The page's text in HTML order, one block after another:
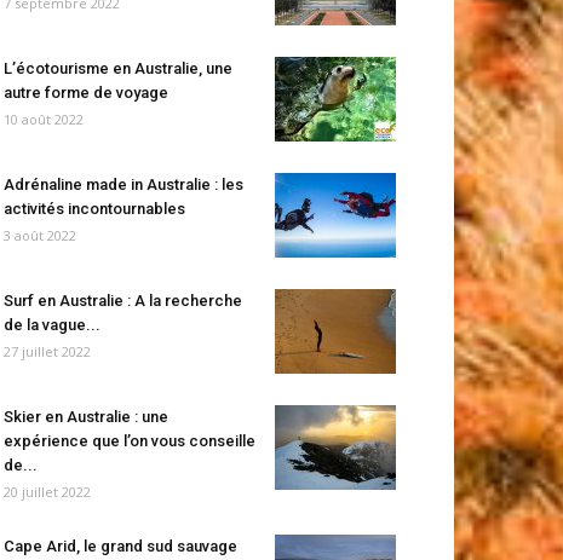
L’écotourisme en Australie, une
autre forme de voyage
10 août 2022
Adrénaline made in Australie : les
activités incontournables
3 août 2022
Surf en Australie : A la recherche
de la vague...
27 juillet 2022
Skier en Australie : une
expérience que l’on vous conseille
de...
20 juillet 2022
Cape Arid, le grand sud sauvage